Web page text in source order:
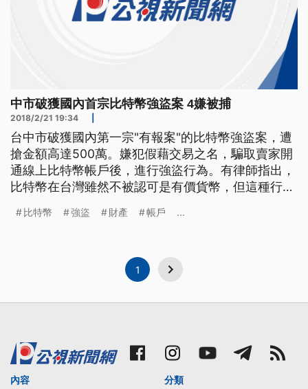
中市破獲國內首宗比特幣強盜案 4嫌被捕
2018/2/21 19:34
台中市破獲國內第一宗"有報案"的比特幣強盜案，遭
搶金額高達500萬。嫌犯假藉交易之名，騙取賣家開
通線上比特幣帳戶後，進行強盜行為。有律師指出，
比特幣在台灣雖然不被認可是有價貨幣，但這種行為
個被警方抓住。四名強盜比特幣的嫌犯，全都不滿25
比特幣 強盜 財產 帳戶 ...
1
內容
分類